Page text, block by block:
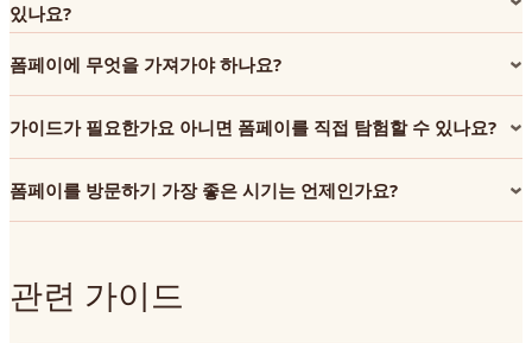
있나요?
폼페이에 무엇을 가져가야 하나요?
가이드가 필요한가요 아니면 폼페이를 직접 탐험할 수 있나요?
폼페이를 방문하기 가장 좋은 시기는 언제인가요?
관련 가이드